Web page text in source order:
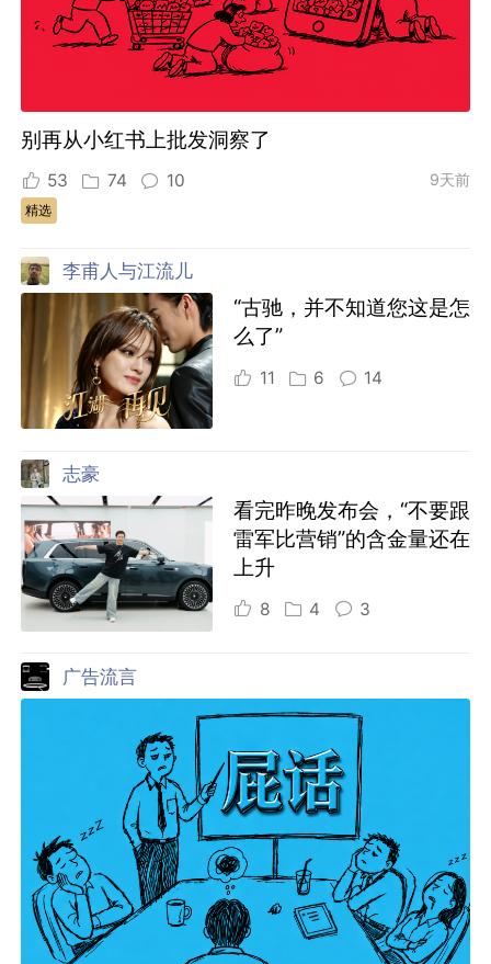
别再从小红书上批发洞察了
53 74 10 9天前
精选
李甫人与江流儿
“古驰，并不知道您这是怎
么了”
11 6 14
志豪
看完昨晚发布会，“不要跟
雷军比营销”的含金量还在
上升
8 4 3
广告流言